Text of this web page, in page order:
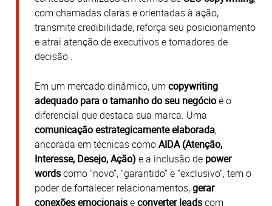
com chamadas claras e orientadas à ação,
transmite credibilidade, reforça seu posicionamento
e atrai atenção de executivos e tomadores de
decisão .
Em um mercado dinâmico, um copywriting
adequado para o tamanho do seu negócioé o
diferencial que destaca sua marca. Uma
comunicação estrategicamente elaborada,
ancorada em técnicas comoAIDA (Atenção,
Interesse, Desejo, Ação) e a inclusão de power
wordscomo “novo”, “garantido” e “exclusivo”, tem o
poder de fortalecer relacionamentos,gerar
conexões emocionaiseconverter leadscom